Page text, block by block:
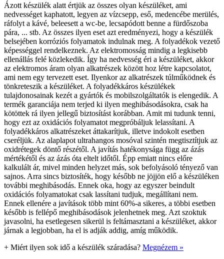
Ázott készülék alatt értjük az összes olyan készüléket, ami
nedvességet kaphatott, legyen az vízcsepp, eső, medencébe merülés,
ráfolyt a kávé, beleesett a wc-be, lecsapódott benne a fürdőszoba
pára, ... stb. Az összes ilyen eset azt eredményezi, hogy a készülék
belsejében korróziós folyamatok indulnak meg. A folyadékok vezető
képességgel rendelkeznek. Az elektromosság mindig a legkisebb
ellenállás felé közlekedik. Így ha nedvesség éri a készüléket, akkor
az elektromos áram olyan alkatrészek között hoz létre kapcsolatot,
ami nem egy tervezett eset. Ilyenkor az alkatrészek túlműködnek és
tönkreteszik a készüléket. A folyadékkáros készülékek
tulajdonosainak kezét a gyártók és mobilszolgáltatók is elengedik. A
termék garanciája nem terjed ki ilyen meghibásodásokra, csak ha
kötöttek rá ilyen jellegű biztosítást korábban. Amit mi tudunk tenni,
hogy ezt az oxidációs folyamatot megpróbáljuk lelassítani. A
folyadékkáros alkatrészeket áttakarítjuk, illetve indokolt esetben
cseréljük. Az alaplapot ultrahangos mosóval szintén megtisztítjuk az
oxidrétegek döntő részétől. A javítás hatékonysága függ az ázás
mértékétől és az ázás óta eltelt időtől. Épp emiatt nincs előre
kalkulált ár, mivel minden helyzet más, sok befolyásoló tényező van
sajnos. Arra sincs biztosíték, hogy később ne jöjjön elő a készüléken
további meghibásodás. Ennek oka, hogy az egyszer beindult
oxidációs folyamatokat csak lassítani tudjuk, megállítani nem.
Ennek ellenére a javítások több mint 60%-a sikeres, a többi esetben
később is fellépő meghibásodások jelenhetnek meg. Azt szoktuk
javasolni, ha esetlegesen sikerül is feltámasztani a készüléket, akkor
járnak a legjobban, ha el is adják addig, amíg működik.
+ Miért ilyen sok idő a készülék száradása? Megnézem »